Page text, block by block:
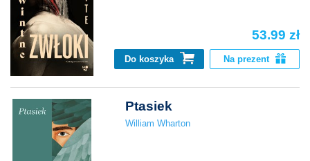
53.99 zł
Do koszyka Na prezent
Ptasiek
William Wharton